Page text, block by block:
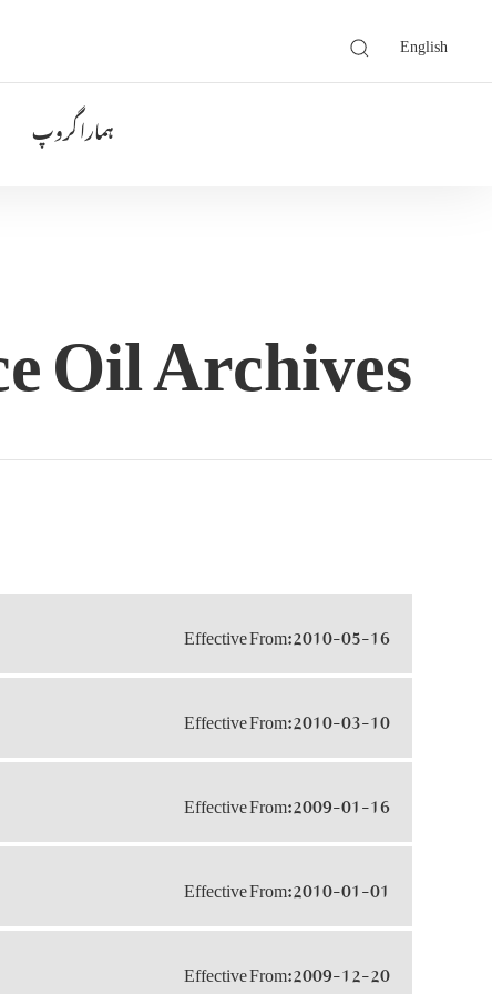
English
ہمارا گروپ
Oil Archives
Effective From:2010-05-16
Effective From:2010-03-10
Effective From:2009-01-16
Effective From:2010-01-01
Effective From:2009-12-20